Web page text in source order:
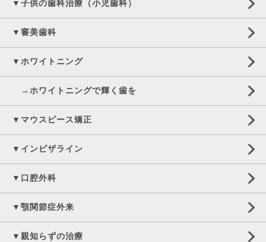
▼子供の歯科治療（小児歯科）
▼審美歯科
▼ホワイトニング
→ホワイトニングで輝く歯を
▼マウスピース矯正
▼インビザライン
▼口腔外科
▼顎関節症外来
▼親知らずの治療